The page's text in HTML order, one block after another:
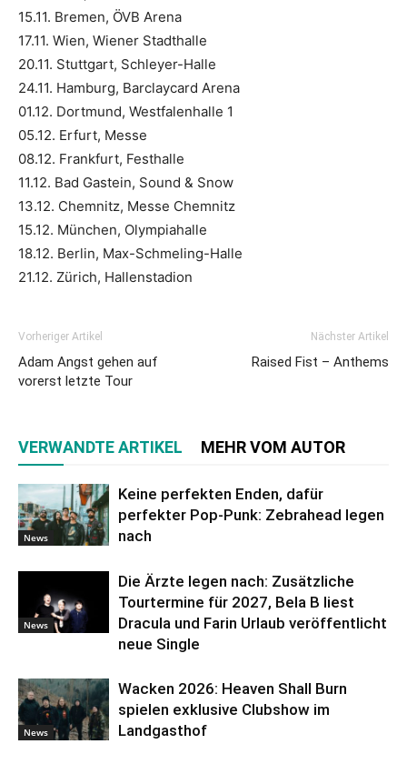
15.11. Bremen, ÖVB Arena
17.11. Wien, Wiener Stadthalle
20.11. Stuttgart, Schleyer-Halle
24.11. Hamburg, Barclaycard Arena
01.12. Dortmund, Westfalenhalle 1
05.12. Erfurt, Messe
08.12. Frankfurt, Festhalle
11.12. Bad Gastein, Sound & Snow
13.12. Chemnitz, Messe Chemnitz
15.12. München, Olympiahalle
18.12. Berlin, Max-Schmeling-Halle
21.12. Zürich, Hallenstadion
Vorheriger Artikel
Adam Angst gehen auf
vorerst letzte Tour
Nächster Artikel
Raised Fist – Anthems
VERWANDTE ARTIKEL MEHR VOM AUTOR
News
Keine perfekten Enden, dafür
perfekter Pop-Punk: Zebrahead legen
nach
News
Die Ärzte legen nach: Zusätzliche
Tourtermine für 2027, Bela B liest
Dracula und Farin Urlaub veröffentlicht
neue Single
News
Wacken 2026: Heaven Shall Burn
spielen exklusive Clubshow im
Landgasthof